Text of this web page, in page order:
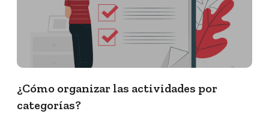
¿Cómo organizar las actividades por
categorías?